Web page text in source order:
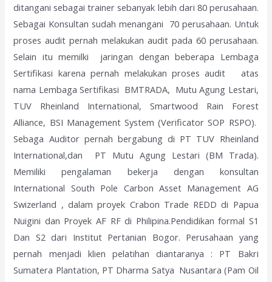
ditangani sebagai trainer sebanyak lebih dari 80 perusahaan.
Sebagai Konsultan sudah menangani 70 perusahaan. Untuk
proses audit pernah melakukan audit pada 60 perusahaan.
Selain itu memilki jaringan dengan beberapa Lembaga
Sertifikasi karena pernah melakukan proses audit atas
nama Lembaga Sertifikasi BMTRADA, Mutu Agung Lestari,
TUV Rheinland International, Smartwood Rain Forest
Alliance, BSI Management System (Verificator SOP RSPO).
Sebaga Auditor pernah bergabung di PT TUV Rheinland
International,dan PT Mutu Agung Lestari (BM Trada).
Memiliki pengalaman bekerja dengan konsultan
International South Pole Carbon Asset Management AG
Swizerland , dalam proyek Crabon Trade REDD di Papua
Nuigini dan Proyek AF RF di Philipina.Pendidikan formal S1
Dan S2 dari Institut Pertanian Bogor. Perusahaan yang
pernah menjadi klien pelatihan diantaranya : PT Bakri
Sumatera Plantation, PT Dharma Satya Nusantara (Pam Oil